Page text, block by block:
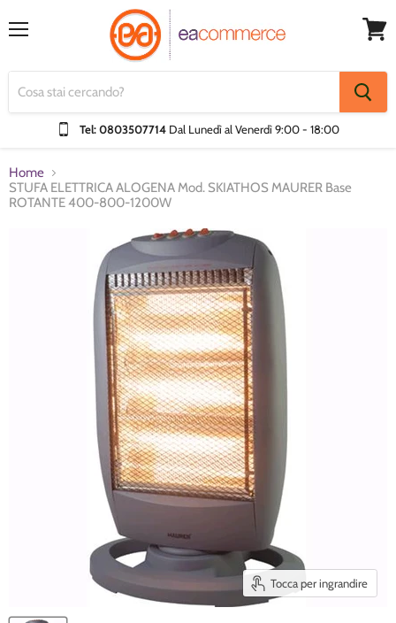
Tel: 0803507714 Dal Lunedì al Venerdì9:00 - 18:00
Home
STUFA ELETTRICA ALOGENA Mod. SKIATHOS MAURER Base
ROTANTE 400-800-1200W
Tocca per ingrandire